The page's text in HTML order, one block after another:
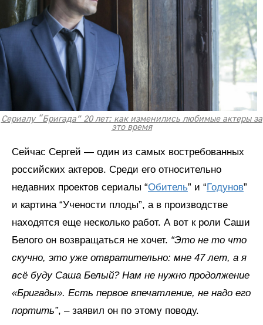
Сериалу “Бригада” 20 лет: как изменились любимые актеры за
это время
Сейчас Сергей — один из самых востребованных
российских актеров. Среди его относительно
недавних проектов сериалы “Обитель” и “Годунов”
и картина “Учености плоды”, а в производстве
находятся еще несколько работ. А вот к роли Саши
Белого он возвращаться не хочет. “Это не то что
скучно, это уже отвратительно: мне 47 лет, а я
всё буду Саша Белый? Нам не нужно продолжение
«Бригады». Есть первое впечатление, не надо его
портить”, – заявил он по этому поводу.